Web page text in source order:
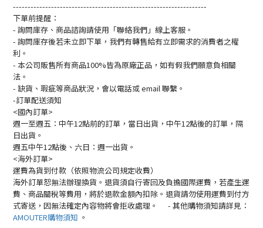
------------------------------------------------------------------
下單前提醒：
- 詢問庫存、商品諮詢請使用「聯絡我們」線上客服。
- 詢問庫存後若未立即下單，我們有轉售給有立即需求的消費者之權
利。
- 本公司販售所有商品100%皆為原廠正品，如有假我們願意負相關
法。
- 缺貨、瑕疵等商品狀況，會以電話或 email 聯繫。
-訂單配送須知
<國內訂單>
週一至週五：中午12點前的訂單，當日出貨，中午12點後的訂單，隔
日出貨。
週五中午12點後、六日：週一出貨。
<海外訂單>
運費為貨到付款（依照物流公司規定收費）
海外訂單恕無法辦理換貨。退貨須自行寄回及負擔國際運費，若產生運
費、商品關稅等費用，將於退款金額內扣除。退貨請勿使用運費到付方
式寄送，因無法確定內容物將會拒收處理。
- 其他購物須知請詳見：
AMOUTER購物須知 。